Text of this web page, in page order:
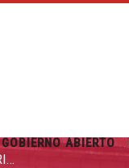
GOBIERNO ABIERTO
RUEDAS DE PRENSA Y CONVOCATORIAS INFORMATIVAS